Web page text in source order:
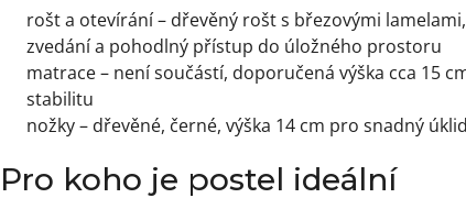
rošt a otevírání – dřevěný rošt s březovými
zvedání a pohodlný přístup do úložného prostoru
matrace – není součástí, doporučená výška cca 15
stabilitu
nožky – dřevěné, černé, výška 14 cm pro snadný
Pro koho je postel ideální